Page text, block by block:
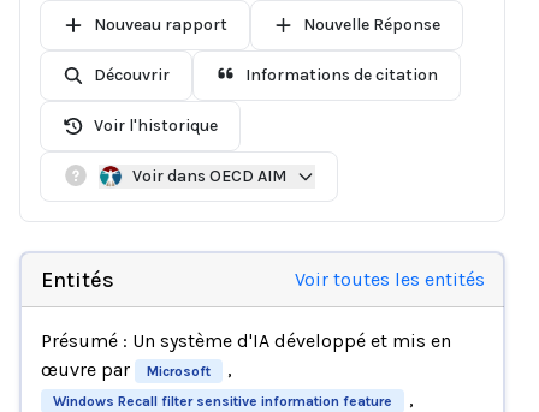
Nouveau rapport Nouvelle Réponse
Découvrir Informations de citation
Voir l'historique
Voir dans OECD AIM
Entités Voir toutes les entités
Présumé : Un système d'IA développé et mis en
œuvre par
Microsoft ,
Windows Recall filter sensitive information feature ,